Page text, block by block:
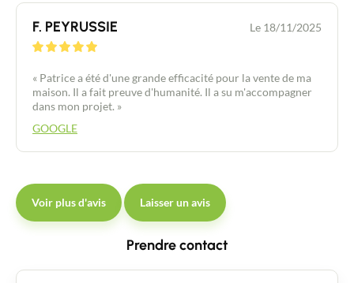
F. PEYRUSSIE Le 18/11/2025
« Patrice a été d'une grande efficacité pour la vente de ma
maison. Il a fait preuve d'humanité. Il a su m'accompagner
dans mon projet. »
GOOGLE
Voir plus d'avis Laisser un avis
Prendre contact